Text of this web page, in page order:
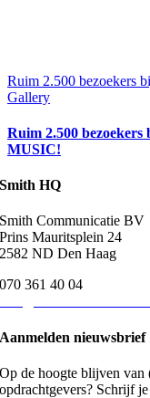
Ruim 2.500 bezoekers
Gallery
Ruim 2.500
MUSIC!
Smith HQ
Smith Communicatie BV
Prins Mauritsplein 24
2582 ND Den Haag
070 361 40 04
Aanmelden nieuwsbrief
Op de hoogte blijven van
opdrachtgevers? Schrijf